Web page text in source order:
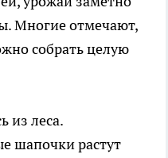
Многие отмечают,
собрать целую
из леса.
шапочки растут